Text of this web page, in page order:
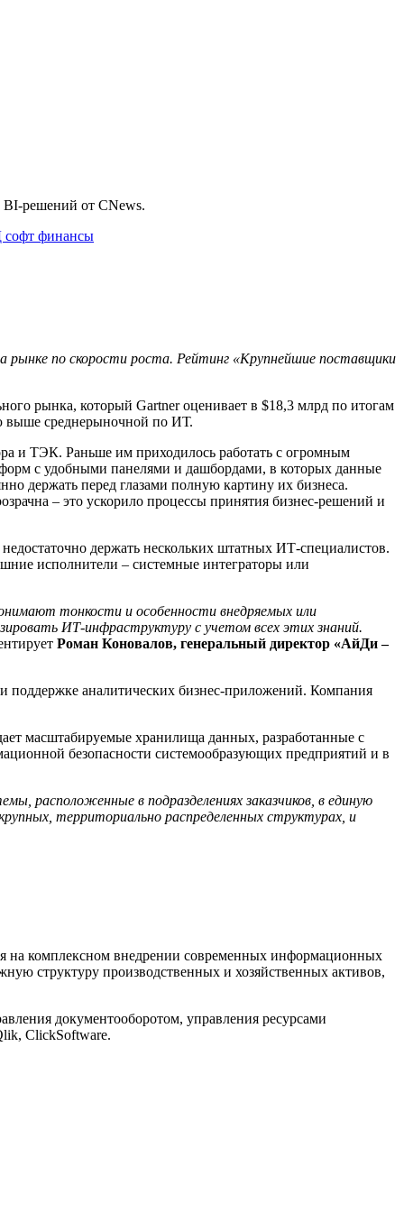
BI-решений от CNews.
софт финансы
рынке по скорости роста. Рейтинг «Крупнейшие поставщики
рынка, который Gartner оценивает в $18,3 млрд по итогам
выше среднерыночной по ИТ.
и ТЭК. Раньше им приходилось работать с огромным
с удобными панелями и дашбордами, в которых данные
держать перед глазами полную картину их бизнеса.
– это ускорило процессы принятия бизнес-решений и
держать нескольких штатных ИТ-специалистов.
исполнители – системные интеграторы или
тонкости и особенности внедряемых или
ИТ-инфраструктуру с учетом всех этих знаний.
Роман Коновалов, генеральный директор «АйДи –
поддержке аналитических бизнес-приложений. Компания
масштабируемые хранилища данных, разработанные с
безопасности системообразующих предприятий и в
расположенные в подразделениях заказчиков, в единую
территориально распределенных структурах, и
на комплексном внедрении современных информационных
структуру производственных и хозяйственных активов,
документооборотом, управления ресурсами
ClickSoftware.